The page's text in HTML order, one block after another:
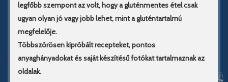
legfőbb szempont az volt, hogy a gluténmentes étel csak
ugyan olyan jó vagy jobb lehet, mint a gluténtartalmú
megfelelője.
Többszörösen kipróbált recepteket, pontos
anyaghányadokat és saját készítésű fotókat tartalmaznak az
oldalak.